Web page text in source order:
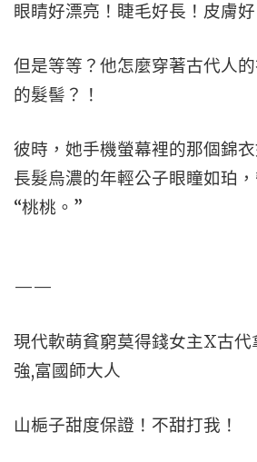
眼睛好漂亮！睫毛好長！皮膚好
但是等等？他怎麼穿著古代人
的髮髻？！
彼時，她手機螢幕裡的那個錦
長髮烏濃的年輕公子眼瞳如珀
“桃桃。”
——
現代軟萌貧窮莫得錢女主X古代
強,富國師大人
山梔子甜度保證！不甜打我！